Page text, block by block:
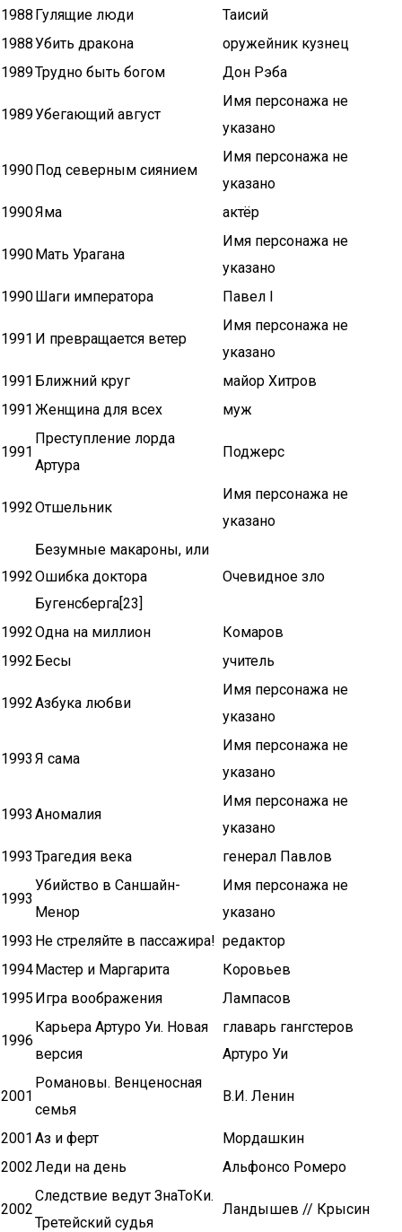
1988 Гулящие люди
Таисий
1988Убить дракона
оружейник кузнец
1989Трудно быть богом Дон Рэба
1989Убегающий август
Имя персонажа не
указано
1990Под северным сиянием
Имя персонажа не
указано
1990Яма актёр
1990Мать Урагана
Имя персонажа не
указано
1990Шаги императора Павел I
1991 И превращается ветер
Имя персонажа не
указано
1991 Ближний круг
майор Хитров
1991 Женщина для всех муж
1991
Преступление лорда
Артура
Поджерс
1992Отшельник
Имя персонажа не
указано
1992
Безумные макароны, или
Ошибка доктора
Бугенсберга[23]
Очевидное зло
1992Одна на миллион
Комаров
1992 Бесы учитель
1992Азбука любви
Имя персонажа не
указано
1993 Я сама
Имя персонажа не
указано
1993 Аномалия
Имя персонажа не
указано
1993 Трагедия века генерал Павлов
1993
Убийство в Саншайн-
Менор
Имя персонажа не
указано
1993 Не стреляйте в пассажира! редактор
1994Мастер и Маргарита
Коровьев
1995 Игра воображения Лампасов
1996
Карьера Артуро Уи. Новая
версия
главарь гангстеров
Артуро Уи
2001
Романовы. Венценосная
семья
В.И. Ленин
2001 Аз и ферт
Мордашкин
2002Леди на день Альфонсо Ромеро
2002
Следствие ведут ЗнаТоКи.
Третейский судья
Ландышев // Крысин